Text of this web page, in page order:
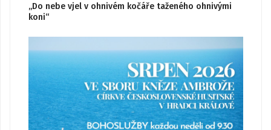
„Do nebe vjel v ohnivém kočáře taženého ohnivými
koni“